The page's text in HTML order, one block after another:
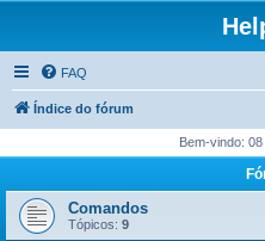
FAQ
Índice do fórum
Bem-vindo:
Comandos
Tópicos: 9